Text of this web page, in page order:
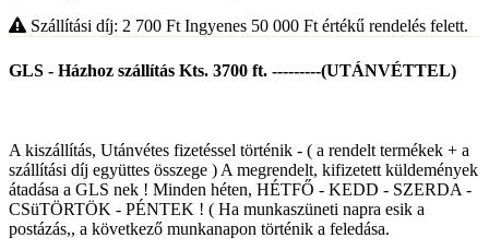
Szállítási díj: 2 700 Ft Ingyenes 50 000 Ftértékű rendelés felett.
GLS - Házhoz szállítás Kts. 3700 ft. ---------(UTÁNVÉTTEL)
A kiszállítás, Utánvétes fizetéssel történik - ( a rendelt termékek + a
szállítási díj együttes összege ) A megrendelt, kifizetett küldemények
átadása a GLS nek ! Minden héten, HÉTFŐ - KEDD - SZERDA -
CSüTÖRTÖK - PÉNTEK ! ( Ha munkaszüneti napra esik a
postázás,, a következő munkanapon történik a feledása.